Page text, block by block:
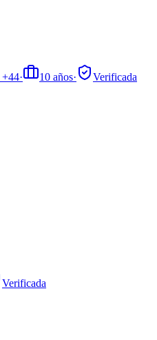
+44· 10 años·
Verificada
Verificada